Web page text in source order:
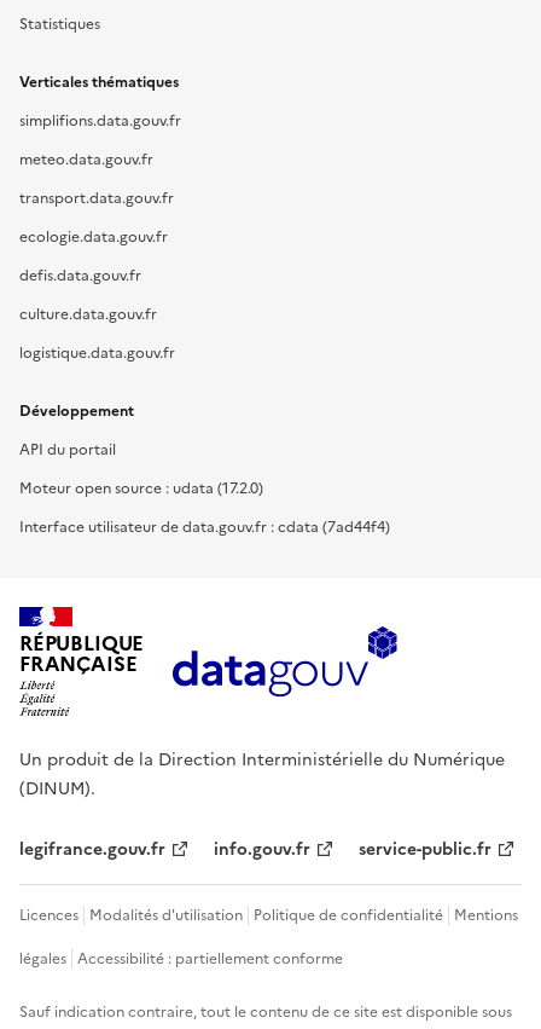
Statistiques
Verticales thématiques
simplifions.data.gouv.fr
meteo.data.gouv.fr
transport.data.gouv.fr
ecologie.data.gouv.fr
defis.data.gouv.fr
culture.data.gouv.fr
logistique.data.gouv.fr
Développement
API du portail
Moteur open source : udata (17.2.0)
Interface utilisateur de data.gouv.fr : cdata (7ad44f4)
RÉPUBLIQUE
FRANÇAISE
Un produit de la Direction Interministérielle du Numérique
(DINUM).
legifrance.gouv.fr info.gouv.fr service-public.fr
Licences Modalités d'utilisation Politique de confidentialité Mentions
légales Accessibilité : partiellement conforme
Sauf indication contraire, tout le contenu de ce site est disponible sous